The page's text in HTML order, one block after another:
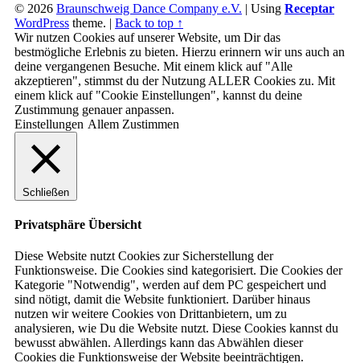
© 2026 Braunschweig Dance Company e.V. | Using Receptar
WordPress theme. | Back to top ↑
Wir nutzen Cookies auf unserer Website, um Dir das
bestmögliche Erlebnis zu bieten. Hierzu erinnern wir uns auch an
deine vergangenen Besuche. Mit einem klick auf "Alle
akzeptieren", stimmst du der Nutzung ALLER Cookies zu. Mit
einem klick auf "Cookie Einstellungen", kannst du deine
Zustimmung genauer anpassen.
Einstellungen Allem Zustimmen
Schließen
Privatsphäre Übersicht
Diese Website nutzt Cookies zur Sicherstellung der
Funktionsweise. Die Cookies sind kategorisiert. Die Cookies der
Kategorie "Notwendig", werden auf dem PC gespeichert und
sind nötigt, damit die Website funktioniert. Darüber hinaus
nutzen wir weitere Cookies von Drittanbietern, um zu
analysieren, wie Du die Website nutzt. Diese Cookies kannst du
bewusst abwählen. Allerdings kann das Abwählen dieser
Cookies die Funktionsweise der Website beeinträchtigen.